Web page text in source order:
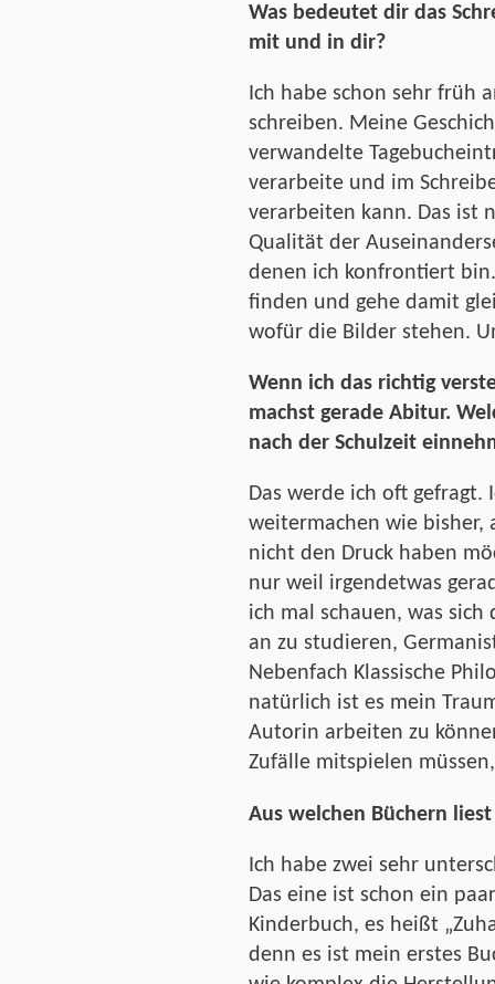
Was bedeutet dir das
mit und in dir?
Ich habe schon sehr früh
schreiben. Meine
verwandelte
verarbeite und im
verarbeiten kann. Das ist
Qualität der
denen ich konfrontiert
finden und gehe damit
wofür die Bilder stehen.
Wenn ich das richtig
machst gerade Abitur.
nach der Schulzeit
Das werde ich oft gefragt.
weitermachen wie bisher,
nicht den Druck haben
nur weil irgendetwas
ich mal schauen, was
an zu studieren,
Nebenfach Klassische
natürlich ist es mein
Autorin arbeiten zu
Zufälle mitspielen
Aus welchen Büchern
Ich habe zwei sehr
Das eine ist schon ein
Kinderbuch, es heißt
denn es ist mein erstes